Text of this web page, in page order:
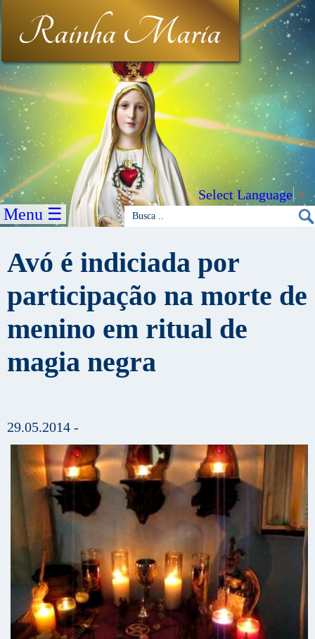
Rainha Maria
Select Language▼
Menu ☰
Avó é indiciada por
participação na morte de
menino em ritual de
magia negra
29.05.2014 -